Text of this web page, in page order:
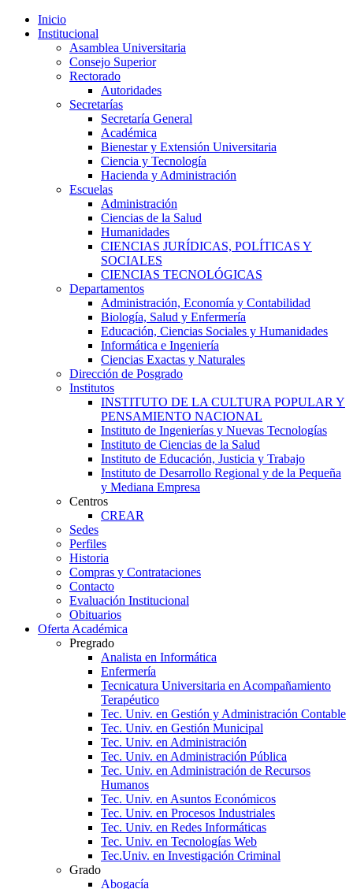
Inicio
Institucional
Asamblea Universitaria
Consejo Superior
Rectorado
Autoridades
Secretarías
Secretaría General
Académica
Bienestar y Extensión Universitaria
Ciencia y Tecnología
Hacienda y Administración
Escuelas
Administración
Ciencias de la Salud
Humanidades
CIENCIAS JURÍDICAS, POLÍTICAS Y
SOCIALES
CIENCIAS TECNOLÓGICAS
Departamentos
Administración, Economía y Contabilidad
Biología, Salud y Enfermería
Educación, Ciencias Sociales y Humanidades
Informática e Ingeniería
Ciencias Exactas y Naturales
Dirección de Posgrado
Institutos
INSTITUTO DE LA CULTURA POPULAR Y
PENSAMIENTO NACIONAL
Instituto de Ingenierías y Nuevas Tecnologías
Instituto de Ciencias de la Salud
Instituto de Educación, Justicia y Trabajo
Instituto de Desarrollo Regional y de la Pequeña
y Mediana Empresa
Centros
CREAR
Sedes
Perfiles
Historia
Compras y Contrataciones
Contacto
Evaluación Institucional
Obituarios
Oferta Académica
Pregrado
Analista en Informática
Enfermería
Tecnicatura Universitaria en Acompañamiento
Terapéutico
Tec. Univ. en Gestión y Administración Contable
Tec. Univ. en Gestión Municipal
Tec. Univ. en Administración
Tec. Univ. en Administración Pública
Tec. Univ. en Administración de Recursos
Humanos
Tec. Univ. en Asuntos Económicos
Tec. Univ. en Procesos Industriales
Tec. Univ. en Redes Informáticas
Tec. Univ. en Tecnologías Web
Tec.Univ. en Investigación Criminal
Grado
Abogacía